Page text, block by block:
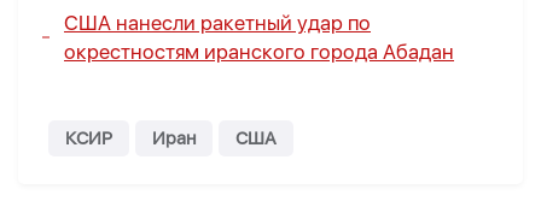
США нанесли ракетный удар по
окрестностям иранского города Абадан
КСИР Иран США